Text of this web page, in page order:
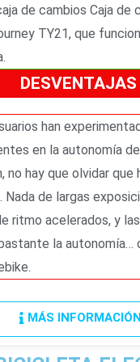
de cambios Caja de
TY21, que
DESVENTAJAS
han
en la autonomía
no hay que olvidar que
Nada de largas
ritmo acelerados, y
la autonomía…
MÁS INFORMACIÓN